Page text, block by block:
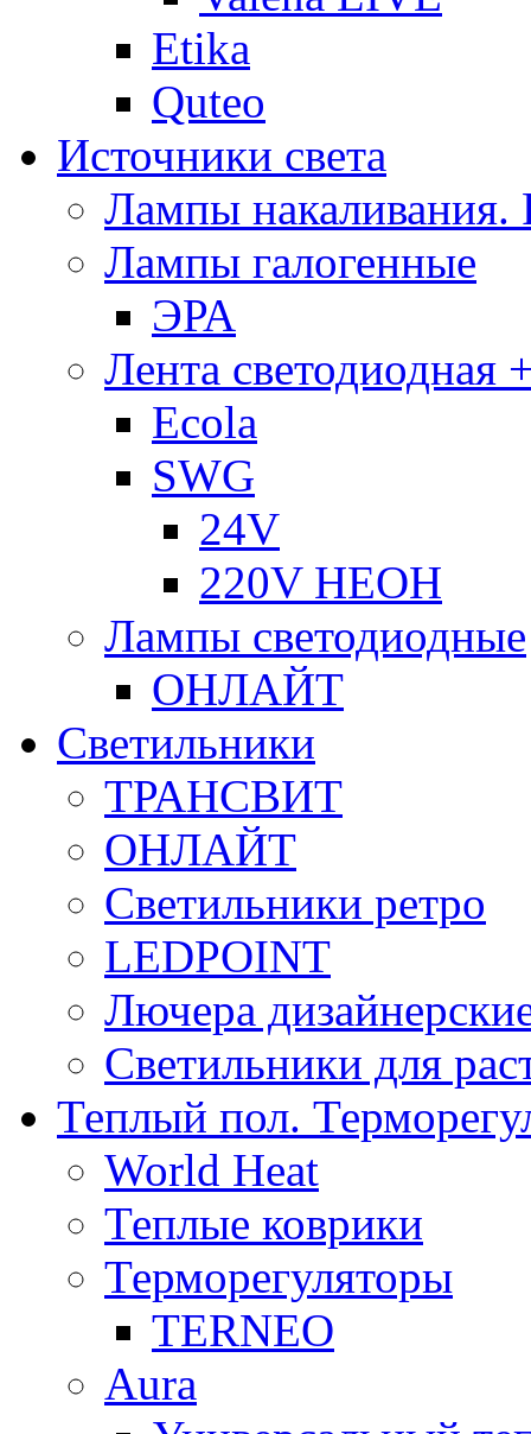
Etika
Quteo
Источники света
Лампы
Лампы галогенные
ЭРА
Лента светодиодная
Ecola
SWG
24V
220V НЕОН
Лампы светодиодные
ОНЛАЙТ
Светильники
ТРАНСВИТ
ОНЛАЙТ
Светильники ретро
LEDPOINT
Лючера
Светильники для
Теплый пол.
World Heat
Теплые коврики
Терморегуляторы
TERNEO
Aura